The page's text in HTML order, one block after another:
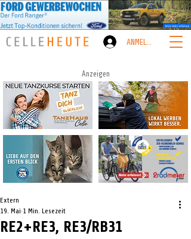
ANMELDEN
Anzeigen
RE2+RE3, RE3/RB31
Extern
19. Mai 1 Min. Lesezeit